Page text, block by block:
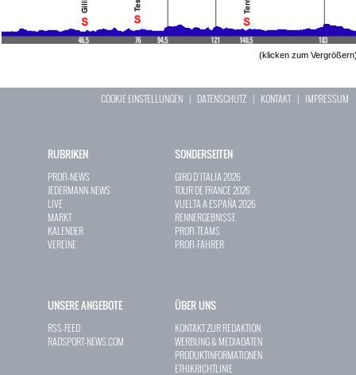
(klicken zum
COOKIE EINSTELLUNGEN | DATENSCHUTZ | KONTAKT| IMPRESSUM
RUBRIKEN
PROFI-NEWS
JEDERMANN-NEWS
LIVE
MARKT
KALENDER
VEREINE
SONDERSEITEN
GIRO D`ITALIA 2026
TOUR DE FRANCE 2026
VUELTA A ESPAÑA 2026
RENNERGEBNISSE
PROFI-TEAMS
PROFI-FAHRER
UNSERE ANGEBOTE
RSS-FEED
RADSPORT-NEWS.COM
ÜBER UNS
KONTAKT ZUR REDAKTION
WERBUNG & MEDIADATEN
PRODUKTINFORMATIONEN
ETHIKRICHTLINIE